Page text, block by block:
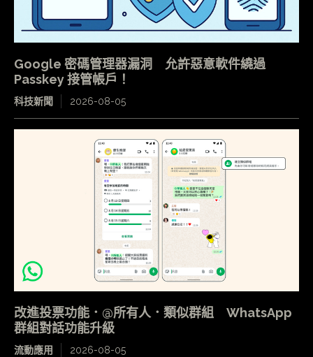
Google 密碼管理器漏洞 允許惡意軟件繞過
Passkey 接管帳戶！
科技新聞 2026-08-05
改進投票功能．@所有人．類似群組 WhatsApp
群組對話功能升級
流動應用 2026-08-05